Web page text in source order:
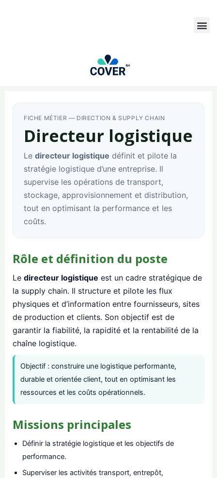
FICHE MÉTIER — DIRECTION & SUPPLY CHAIN
Directeur logistique
Le directeur logistique définit et pilote la
stratégie logistique d’une entreprise. Il
supervise les opérations de transport,
stockage, approvisionnement et distribution,
tout en optimisant la performance et les
coûts.
Rôle et définition du poste
Le directeur logistique est un cadre stratégique de
la supply chain. Il structure et pilote les flux
physiques et d’information entre fournisseurs, sites
de production et clients. Son objectif est de
garantir la fiabilité, la rapidité et la rentabilité de la
chaîne logistique.
Objectif : construire une logistique performante,
durable et orientée client, tout en optimisant les
ressources et les coûts opérationnels.
Missions principales
Définir la stratégie logistique et les objectifs de
performance.
Superviser les activités transport, entrepôt,